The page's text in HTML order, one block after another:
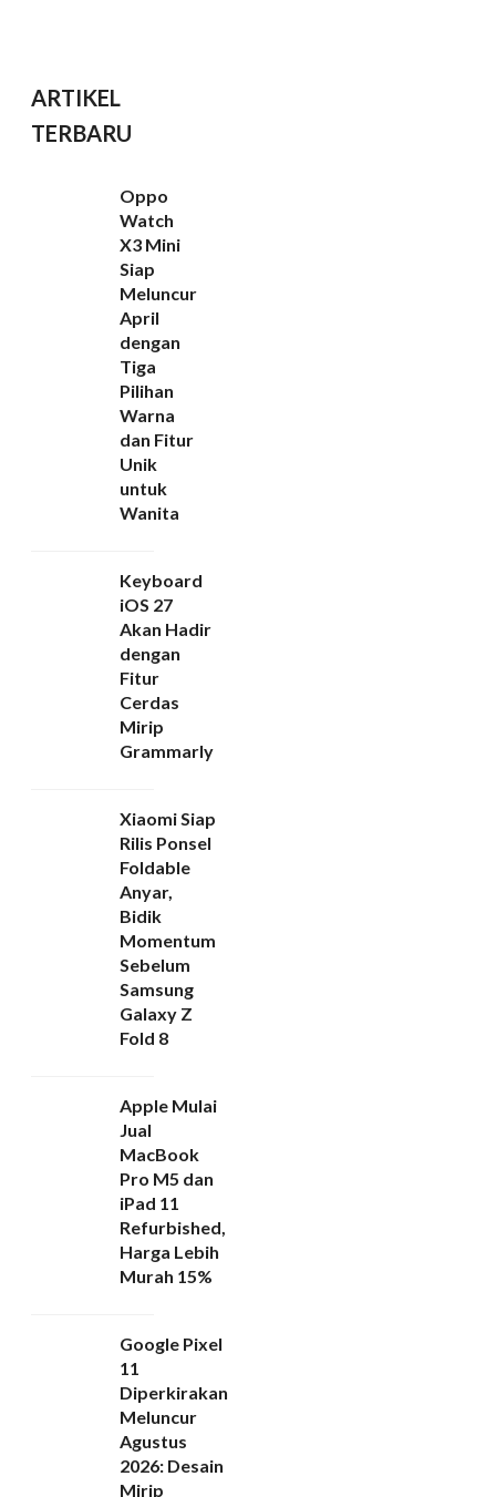
ARTIKEL
TERBARU
Oppo
Watch
X3 Mini
Siap
Meluncur
April
dengan
Tiga
Pilihan
Warna
dan Fitur
Unik
untuk
Wanita
Keyboard
iOS 27
Akan Hadir
dengan
Fitur
Cerdas
Mirip
Grammarly
Xiaomi Siap
Rilis Ponsel
Foldable
Anyar,
Bidik
Momentum
Sebelum
Samsung
Galaxy Z
Fold 8
Apple Mulai
Jual
MacBook
Pro M5 dan
iPad 11
Refurbished,
Harga Lebih
Murah 15%
Google Pixel
11
Diperkirakan
Meluncur
Agustus
2026: Desain
Mirip